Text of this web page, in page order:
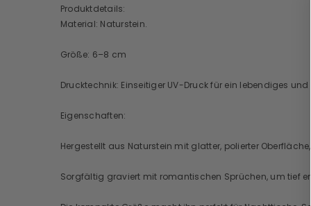
Produktdetails:
Material: Naturstein.
Größe: 6–8 cm
Drucktechnik: Einseitiger UV-Druck für ein lebendiges
Eigenschaften:
Hergestellt aus Naturstein mit glatter, polierter
Sorgfältig graviert mit romantischen Sprüchen, um tief